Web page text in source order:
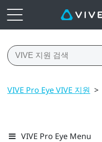
VIVE Pro Eye VIVE 지원 >
VIVE Pro Eye Menu